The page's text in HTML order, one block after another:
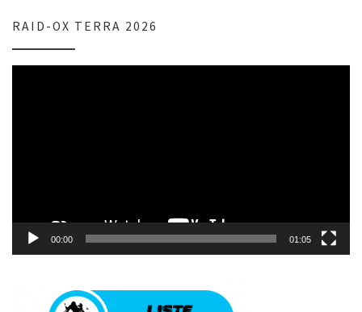
RAID-OX TERRA 2026
00:00 01:05